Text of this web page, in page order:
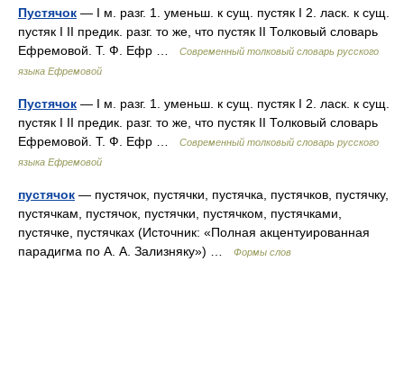
Пустячок — I м. разг. 1. уменьш. к сущ. пустяк I 2. ласк. к сущ.
пустяк I II предик. разг. то же, что пустяк II Толковый словарь
Ефремовой. Т. Ф. Ефр …
Современный толковый словарь русского
языка Ефремовой
Пустячок — I м. разг. 1. уменьш. к сущ. пустяк I 2. ласк. к сущ.
пустяк I II предик. разг. то же, что пустяк II Толковый словарь
Ефремовой. Т. Ф. Ефр …
Современный толковый словарь русского
языка Ефремовой
пустячок — пустячок, пустячки, пустячка, пустячков, пустячку,
пустячкам, пустячок, пустячки, пустячком, пустячками,
пустячке, пустячках (Источник: «Полная акцентуированная
парадигма по А. А. Зализняку») …
Формы слов